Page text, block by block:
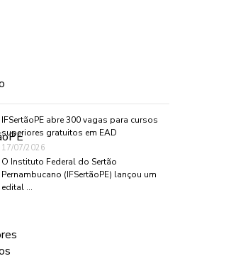
IFSertãoPE abre 300 vagas para cursos
superiores gratuitos em EAD
17/07/2026
O Instituto Federal do Sertão
Pernambucano (IFSertãoPE) lançou um
edital …